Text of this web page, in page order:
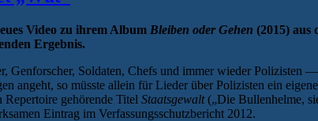
Video zu ihrem Album Bleiben oder Gehen (2015) aus
Ergebnis.
Genforscher, Soldaten, Chefs und immer wieder
angeht, so müsste allein für Lieder über Polizisten ein
Repertoire gehörende Titel Staatsgewalt(„Die Bullenhelme,
Eintrag im Verfassungsschutzbericht 2012.